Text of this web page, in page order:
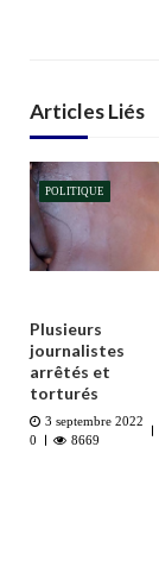
Articles Liés
POLITIQUE
Plusieurs
journalistes
arrêtés et
torturés
3 septembre 2022
0
8669